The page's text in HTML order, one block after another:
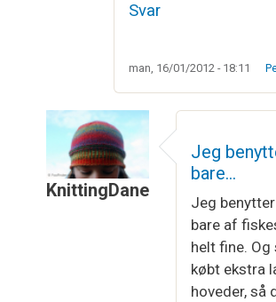
Svar
man, 16/01/2012 - 18:11
KnittingDane
Jeg har altid
Jeg
bare…
Jeg
bare af
helt fine. Og
købt ekstra
hoveder, så